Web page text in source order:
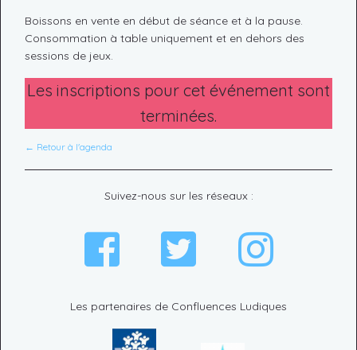
Boissons en vente en début de séance et à la pause.
Consommation à table uniquement et en dehors des
sessions de jeux.
Les inscriptions pour cet événement sont
terminées.
← Retour à l'agenda
Les partenaires de Confluences Ludiques
Suivez-nous sur les réseaux :